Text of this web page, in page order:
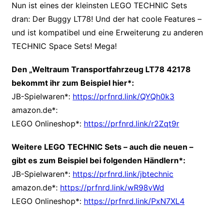
Nun ist eines der kleinsten LEGO TECHNIC Sets
dran: Der Buggy LT78! Und der hat coole Features –
und ist kompatibel und eine Erweiterung zu anderen
TECHNIC Space Sets! Mega!
Den „Weltraum Transportfahrzeug LT78 42178
bekommt ihr zum Beispiel hier*:
JB-Spielwaren*: https://prfnrd.link/QYQh0k3
amazon.de*:
LEGO Onlineshop*: https://prfnrd.link/r2Zqt9r
Weitere LEGO TECHNIC Sets – auch die neuen –
gibt es zum Beispiel bei folgenden Händlern*:
JB-Spielwaren*: https://prfnrd.link/jbtechnic
amazon.de*: https://prfnrd.link/wR98vWd
LEGO Onlineshop*: https://prfnrd.link/PxN7XL4